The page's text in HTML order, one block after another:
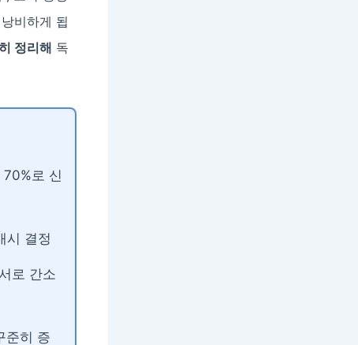
비하게 됩
정리해 독
로 신
시 결정
로 간소
준히 증